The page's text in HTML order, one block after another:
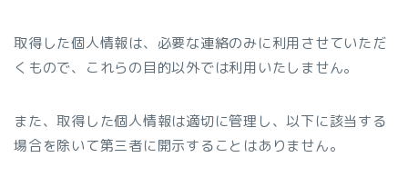
取得した個人情報は、必要な連絡のみに利用させていただ
くもので、これらの目的以外では利用いたしません。
また、取得した個人情報は適切に管理し、以下に該当する
場合を除いて第三者に開示することはありません。